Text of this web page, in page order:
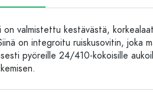
on valmistettu kestävästä,
on integroitu ruiskusovitin, joka
pyöreille 24/410-kokoisille